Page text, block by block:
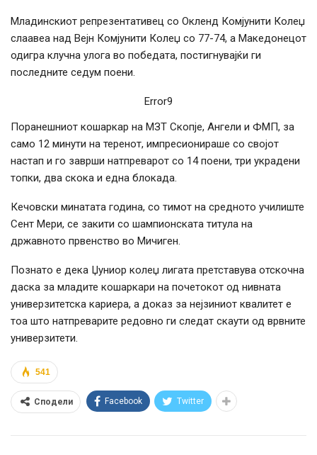
Младинскиот репрезентативец со Окленд Комјунити Колеџ
слаавеа над Вејн Комјунити Колеџ со 77-74, а Македонецот
одигра клучна улога во победата, постигнувајќи ги
последните седум поени.
Error9
Поранешниот кошаркар на МЗТ Скопје, Ангели и ФМП, за
само 12 минути на теренот, импресионираше со својот
настап и го заврши натпреварот со 14 поени, три украдени
топки, два скока и една блокада.
Кечовски минатата година, со тимот на средното училиште
Сент Мери, се закити со шампионската титула на
државното првенство во Мичиген.
Познато е дека Џуниор колеџ лигата претставува отскочна
даска за младите кошаркари на почетокот од нивната
универзитетска кариера, а доказ за нејзиниот квалитет е
тоа што натпреварите редовно ги следат скаути од врвните
универзитети.
541
Сподели Facebook Twitter